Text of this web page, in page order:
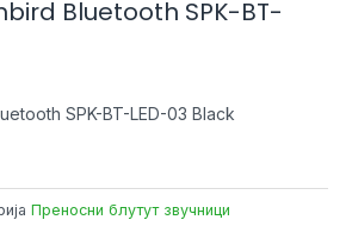
Bluetooth SPK-BT-
SPK-BT-LED-03 Black
Преносни блутут звучници